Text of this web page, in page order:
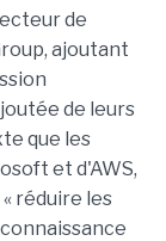
de
ajoutant
de leurs
que les
et d'AWS,
réduire les